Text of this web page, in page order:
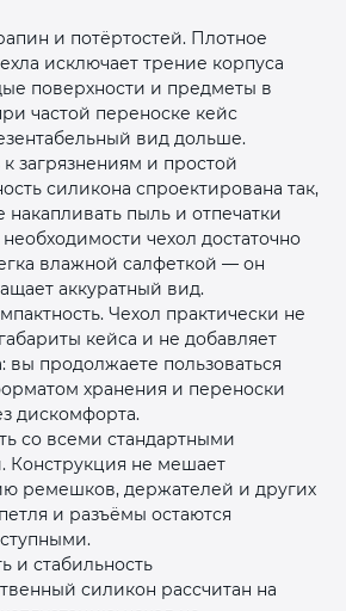
и потёртостей. Плотное
исключает трение корпуса
поверхности и предметы в
частой переноске кейс
вид дольше.
загрязнениям и простой
силикона спроектирована так,
пыль и отпечатки
чехол достаточно
влажной салфеткой — он
аккуратный вид.
Чехол практически не
кейса и не добавляет
вы продолжаете пользоваться
хранения и переноски
дискомфорта.
со всеми стандартными
Конструкция не мешает
ремешков, держателей и других
и разъёмы остаются
и стабильность
силикон рассчитан на